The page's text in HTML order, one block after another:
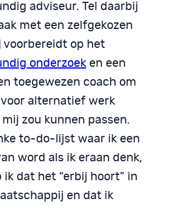
adviseur. Tel daarbij
met een zelfgekozen
voorbereidt op het
onderzoek en een
toegewezen coach om
alternatief werk
zou kunnen passen.
to-do-lijst waar ik een
word als ik eraan denk,
ik dat het “erbij hoort” in
en dat ik